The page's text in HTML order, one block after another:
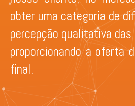
obter uma categoria de
percepção qualitativa
proporcionando a oferta
final.